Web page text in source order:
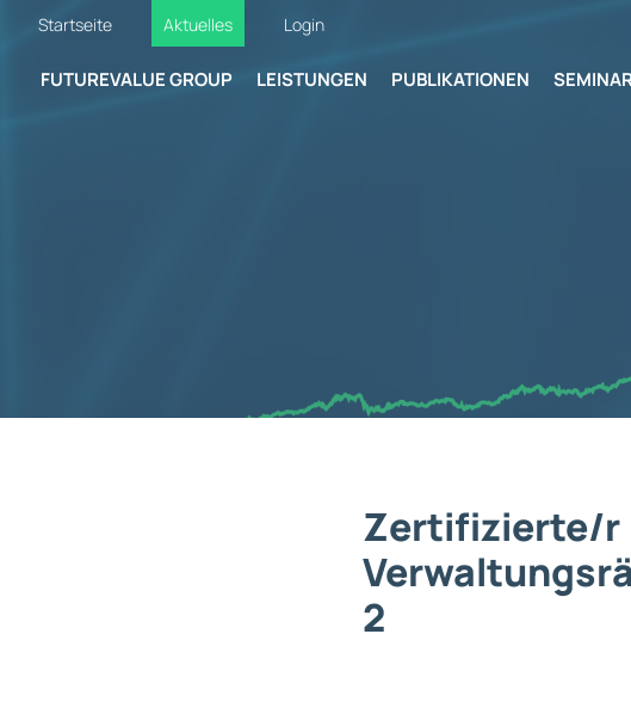
Startseite Aktuelles Login
FUTUREVALUE GROUP LEISTUNGEN PUBLIKATIONEN
Zertifizierte/r
2